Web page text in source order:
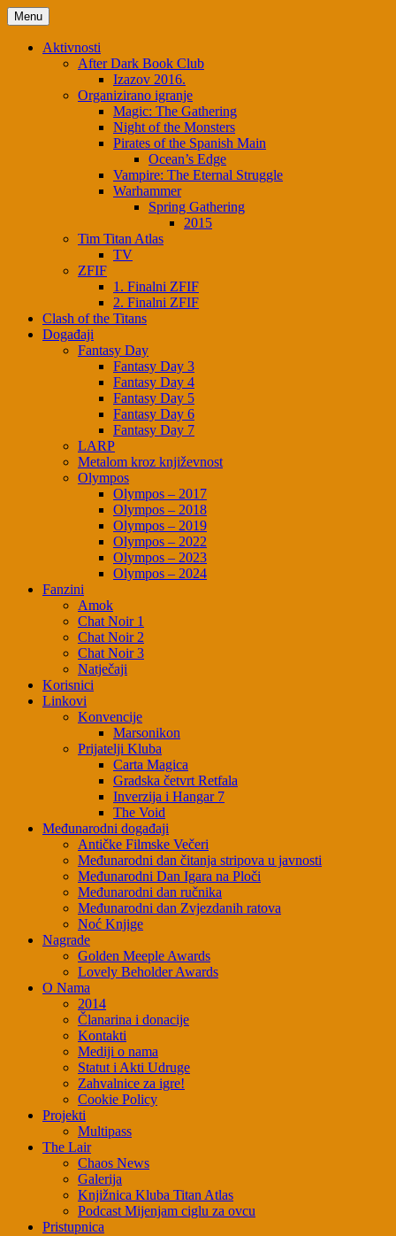
Menu
Aktivnosti
After Dark Book Club
Izazov 2016.
Organizirano igranje
Magic: The Gathering
Night of the Monsters
Pirates of the Spanish Main
Ocean’s Edge
Vampire: The Eternal Struggle
Warhammer
Spring Gathering
2015
Tim Titan Atlas
TV
ZFIF
1. Finalni ZFIF
2. Finalni ZFIF
Clash of the Titans
Događaji
Fantasy Day
Fantasy Day 3
Fantasy Day 4
Fantasy Day 5
Fantasy Day 6
Fantasy Day 7
LARP
Metalom kroz književnost
Olympos
Olympos – 2017
Olympos – 2018
Olympos – 2019
Olympos – 2022
Olympos – 2023
Olympos – 2024
Fanzini
Amok
Chat Noir 1
Chat Noir 2
Chat Noir 3
Natječaji
Korisnici
Linkovi
Konvencije
Marsonikon
Prijatelji Kluba
Carta Magica
Gradska četvrt Retfala
Inverzija i Hangar 7
The Void
Međunarodni događaji
Antičke Filmske Večeri
Međunarodni dan čitanja stripova u javnosti
Međunarodni Dan Igara na Ploči
Međunarodni dan ručnika
Međunarodni dan Zvjezdanih ratova
Noć Knjige
Nagrade
Golden Meeple Awards
Lovely Beholder Awards
O Nama
2014
Članarina i donacije
Kontakti
Mediji o nama
Statut i Akti Udruge
Zahvalnice za igre!
Cookie Policy
Projekti
Multipass
The Lair
Chaos News
Galerija
Knjižnica Kluba Titan Atlas
Podcast Mijenjam ciglu za ovcu
Pristupnica